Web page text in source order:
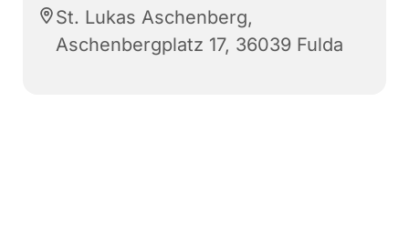
St. Lukas Aschenberg,
Aschenbergplatz 17, 36039 Fulda